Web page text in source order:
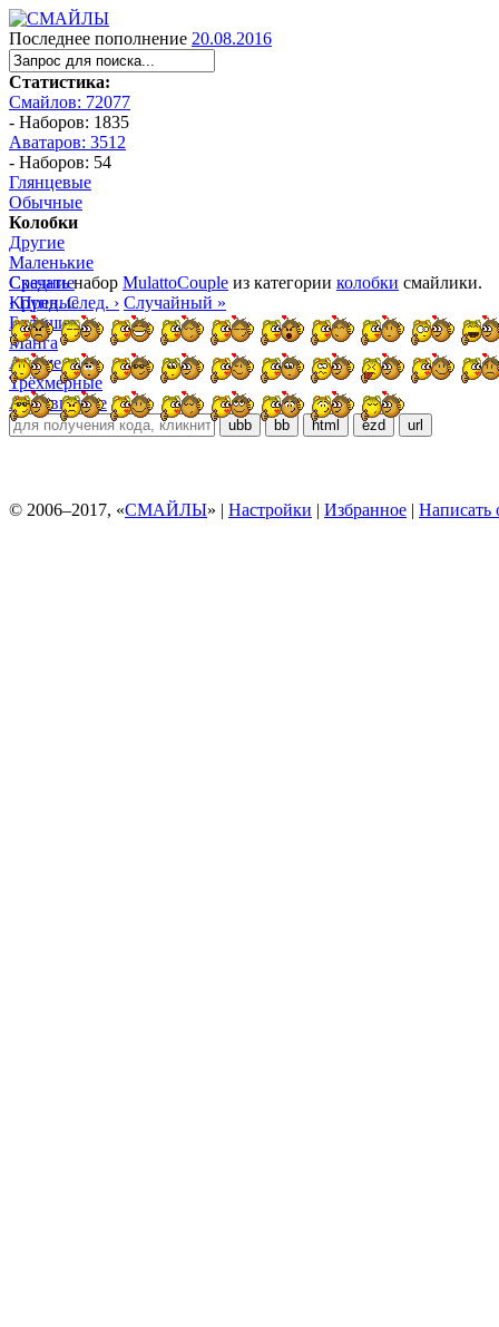
Последнее пополнение 20.08.2016
Статистика:
Смайлов: 72077
- Наборов: 1835
Аватаров: 3512
- Наборов: 54
Глянцевые
Обычные
Колобки
Другие
Маленькие
Средние
Крупные
Большие
Манга
Аниме
Трёхмерные
Алфавитные
ubb bb html ezd url
Скачатьнабор MulattoCouple из категории колобки смайлики.
‹ Пред. След. › Случайный »
© 2006–2017, «СМАЙЛЫ» | Настройки | Избранное | Написать